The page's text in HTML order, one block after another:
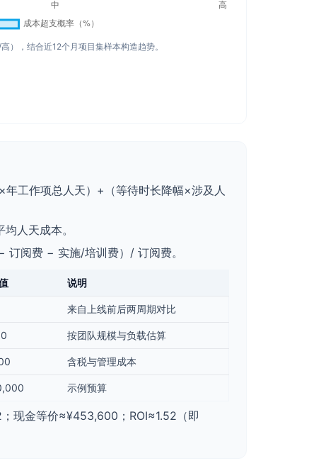
），结合近12个月项目集样本构造趋势。
工作项总人天）+（等待时长降幅×涉及人
人天成本。
订阅费 − 实施/培训费）/ 订阅费。
说明
来自上线前后两周期对比
按团队规模与负载估算
含税与管理成本
示例预算
现金等价≈¥453,600；ROI≈1.52（即